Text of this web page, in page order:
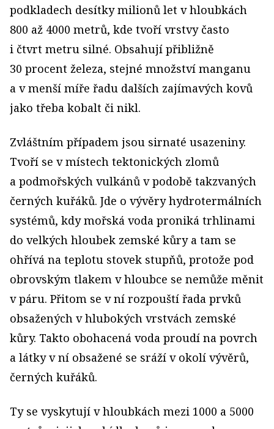
podkladech desítky milio­nů let v hloubkách
800 až 4000 metrů, kde tvoří vrstvy často
i čtvrt metru silné. Obsahují přibližně
30 procent železa, stejné množství manganu
a v menší míře řadu dalších zajímavých kovů
jako třeba kobalt či nikl.
Zvláštním případem jsou sirnaté usazeniny.
Tvoří se v místech tektonických zlomů
a podmořských vulkánů v podobě takzvaných
černých kuřáků. Jde o vývěry hydrotermálních
systémů, kdy mořská voda proniká trhlinami
do velkých hloubek zemské kůry a tam se
ohřívá na teplotu stovek stupňů, protože pod
obrovským tlakem v hloubce se nemůže měnit
v páru. Přitom se v ní rozpouští řada prvků
obsažených v hlubokých vrstvách zemské
kůry. Takto obohacená voda proudí na povrch
a látky v ní obsažené se sráží v okolí vývěrů,
černých kuřáků.
Ty se vyskytují v hloubkách mezi 1000 a 5000